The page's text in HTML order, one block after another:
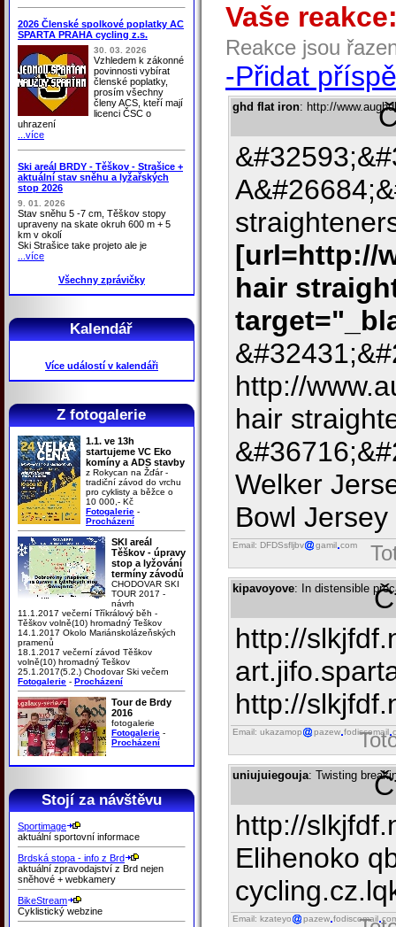
2026 Členské spolkové poplatky AC
SPARTA PRAHA cycling z.s.
30. 03. 2026
Vzhledem k zákonné
povinnosti vybírat
členské poplatky,
prosím všechny
členy ACS, kteří mají
licenci ČSC o
uhrazení
...více
Ski areál BRDY - Těškov - Strašice +
aktuální stav sněhu a lyžařských
stop 2026
9. 01. 2026
Stav sněhu 5 -7 cm, Těškov stopy
upraveny na skate okruh 600 m + 5
km v okolí
Ski Strašice take projeto ale je
...více
Všechny zprávičky
Kalendář
Více událostí v kalendáři
Z fotogalerie
1.1. ve 13h
startujeme VC Eko
komíny a ADS stavby
z Rokycan na Žďár -
tradiční závod do vrchu
pro cyklisty a běžce o
10 000,- Kč
Fotogalerie -
Procházení
SKI areál
Těškov - úpravy
stop a lyžování
termíny závodů
CHODOVAR SKI
TOUR 2017 -
návrh
11.1.2017 večerní Tříkrálový běh -
Těškov volně(10) hromadný Teškov
14.1.2017 Okolo Mariánskolázeňských
pramenů
18.1.2017 večerní závod Těškov
volně(10) hromadný Teškov
25.1.2017(5.2.) Chodovar Ski večern
Fotogalerie - Procházení
Tour de Brdy
2016
fotogalerie
Fotogalerie -
Procházení
Stojí za návštěvu
Sportimage
aktuální sportovní informace
Brdská stopa - info z Brd
aktuální zpravodajství z Brd nejen
sněhové + webkamery
BikeStream
Cyklistický webzine
Vaše
Reakce jsou
-Přidat
ghd flat iron: http://
[url=http://
hair
http://
hair
Welker
Bowl Jersey
Email: DFDSsfljbv gamil com
kipavoyove: In distensible
http://
http://
Email: ukazamop pazew fodiscomail
uniujuiegouja: Twisting
http://
Elihenoko
Email: kzateyo pazew fodiscomail